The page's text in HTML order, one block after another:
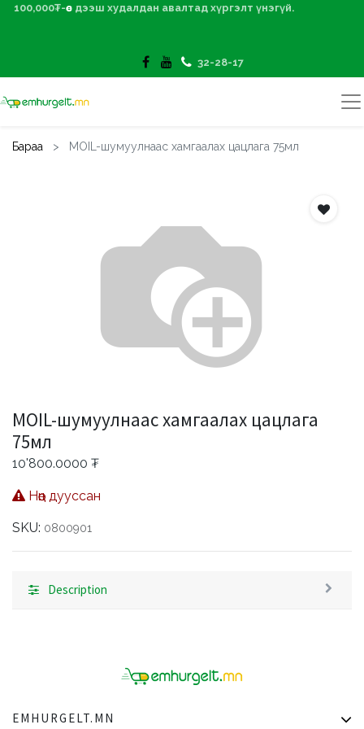
100,000₮-өөс дээш худалдан авалтад хүргэлт үнэгүй.
32-28-17
Бараа MOIL-шумуулнаас хамгаалах цацлага 75мл
MOIL-шумуулнаас хамгаалах цацлага
75мл
10'800.0000 ₮
Нөөц дууссан
SKU: 0800901
Description
EMHURGELT.MN